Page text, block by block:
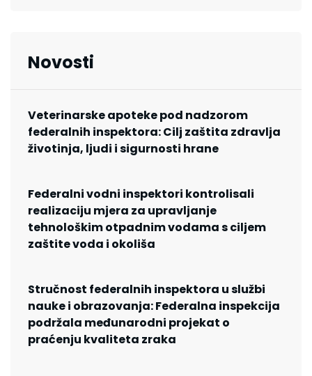
Novosti
Veterinarske apoteke pod nadzorom
federalnih inspektora: Cilj zaštita zdravlja
životinja, ljudi i sigurnosti hrane
Federalni vodni inspektori kontrolisali
realizaciju mjera za upravljanje
tehnološkim otpadnim vodama s ciljem
zaštite voda i okoliša
Stručnost federalnih inspektora u službi
nauke i obrazovanja: Federalna inspekcija
podržala međunarodni projekat o
praćenju kvaliteta zraka